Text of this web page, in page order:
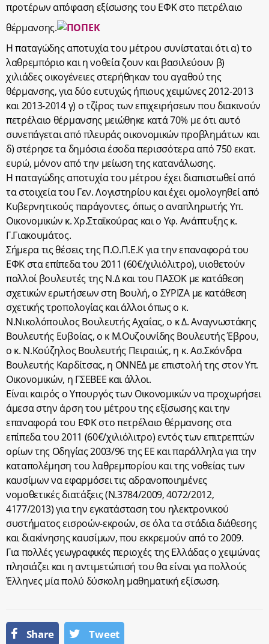
προτέρων απόφαση εξίσωσης του ΕΦΚ στο πετρέλαιο
θέρμανσης.
Η παταγώδης αποτυχία του μέτρου συνίσταται ότι α) το
λαθρεμπόριο και η νοθεία ζουν και βασιλεύουν β)
χιλιάδες οικογένειες στερήθηκαν του αγαθού της
θέρμανσης, για δύο ευτυχώς ήπιους χειμώνες 2012-2013
και 2013-2014 γ) ο τζίρος των επιχειρήσεων που διακινούν
πετρέλαιο θέρμανσης μειώθηκε κατά 70% με ότι αυτό
συνεπάγεται από πλευράς οικονομικών προβλημάτων και
δ) στέρησε τα δημόσια έσοδα περισσότερα από 750 εκατ.
ευρώ, μόνον από την μείωση της κατανάλωσης.
Η παταγώδης αποτυχία του μέτρου έχει διαπιστωθεί από
τα στοιχεία του Γεν. Λογιστηρίου και έχει ομολογηθεί από
Κυβερνητικούς παράγοντες, όπως ο αναπληρωτής Υπ.
Οικονομικών κ. Χρ.Σταϊκούρας και ο Υφ. Ανάπτυξης κ.
Γ.Γιακουμάτος.
Σήμερα τις θέσεις της Π.Ο.Π.Ε.Κ για την επαναφορά του
ΕΦΚ στα επίπεδα του 2011 (60€/χιλιόλιτρο), υιοθετούν
πολλοί βουλευτές της Ν.Δ και του ΠΑΣΟΚ με κατάθεση
σχετικών ερωτήσεων στη Βουλή, ο ΣΥΡΙΖΑ με κατάθεση
σχετικής τροπολογίας και άλλοι όπως ο κ.
Ν.Νικολόπουλος Βουλευτής Αχαΐας, ο κ Δ. Αναγνωστάκης
Βουλευτής Ευβοίας, ο κ Μ.Ουζουνίδης Βουλευτής Έβρου,
ο κ. Ν.Κούζηλος Βουλευτής Πειραιώς, η κ. Ασ.Σκόνδρα
Βουλευτής Καρδίτσας, η ΟΝΝΕΔ με επιστολή της στον Υπ.
Οικονομικών, η ΓΣΕΒΕΕ και άλλοι.
Είναι καιρός ο Υπουργός των Οικονομικών να προχωρήσει
άμεσα στην άρση του μέτρου της εξίσωσης και την
επαναφορά του ΕΦΚ στο πετρέλαιο θέρμανσης στα
επίπεδα του 2011 (60€/χιλιόλιτρο) εντός των επιτρεπτών
ορίων της Οδηγίας 2003/96 της ΕΕ και παράλληλα για την
καταπολέμηση του λαθρεμπορίου και της νοθείας των
καυσίμων να εφαρμόσει τις αδρανοποιημένες
νομοθετικές διατάξεις (Ν.3784/2009, 4072/2012,
4177/2013) για την εγκατάσταση του ηλεκτρονικού
συστήματος εισροών-εκροών, σε όλα τα στάδια διάθεσης
και διακίνησης καυσίμων, που εκκρεμούν από το 2009.
Για πολλές γεωγραφικές περιοχές της Ελλάδας ο χειμώνας
πλησιάζει και η αντιμετώπισή του θα είναι για πολλούς
Έλληνες μία πολύ δύσκολη μαθηματική εξίσωση.
Share Tweet